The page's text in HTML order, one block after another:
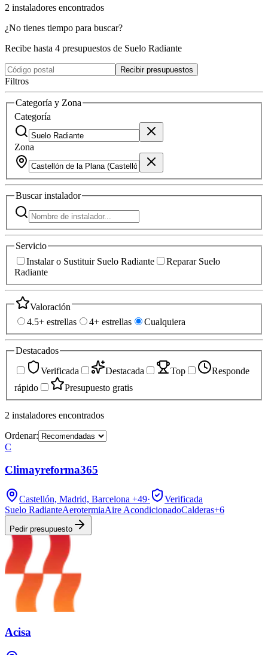
2 instaladores encontrados
¿No tienes tiempo para buscar?
Recibe hasta 4 presupuestos de Suelo Radiante
Recibir presupuestos
Filtros
Categoría y Zona
Categoría
Zona
Buscarinstalador
Servicio
Instalar o Sustituir Suelo Radiante
Reparar Suelo
Radiante
Valoración
4.5+ estrellas
4+ estrellas Cualquiera
Destacados
Verificada
Destacada Top
Responde
rápido
Presupuesto gratis
2 instaladores encontrados
Ordenar:
C
Climayreforma365
Castellón, Madrid, Barcelona +49·
Verificada
Suelo RadianteAerotermiaAire AcondicionadoCalderas+6
Pedir presupuesto
Acisa